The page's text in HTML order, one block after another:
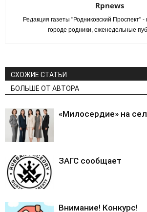
Rpnews
Редакция газеты "Родниковский Проспект"
городе родники, еженедельные
СХОЖИЕ СТАТЬИ
БОЛЬШЕ ОТ АВТОРА
«Милосердие» на
ЗАГС сообщает
Внимание! Конкурс!